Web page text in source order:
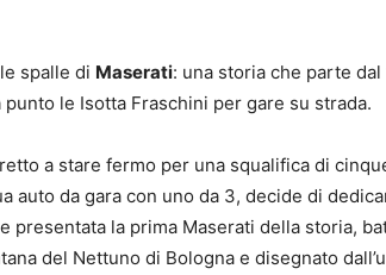
spalle di Maserati: una storia che parte
le Isotta Fraschini per gare su strada.
a stare fermo per una squalifica di
auto da gara con uno da 3, decide di
presentata la prima Maserati della storia,
del Nettuno di Bologna e disegnato